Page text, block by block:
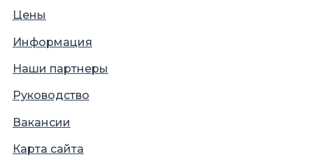
Цены
Информация
Наши партнеры
Руководство
Вакансии
Карта сайта